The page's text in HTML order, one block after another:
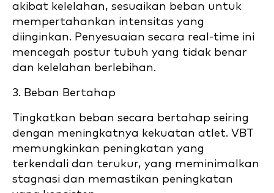
akibat kelelahan, sesuaikan beban untuk
mempertahankan intensitas yang
diinginkan. Penyesuaian secara real-time ini
mencegah postur tubuh yang tidak benar
dan kelelahan berlebihan.
3. Beban Bertahap
Tingkatkan beban secara bertahap seiring
dengan meningkatnya kekuatan atlet. VBT
memungkinkan peningkatan yang
terkendali dan terukur, yang meminimalkan
stagnasi dan memastikan peningkatan